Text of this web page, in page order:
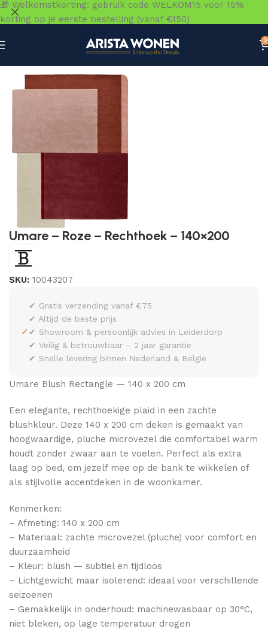
0
Umare – Roze – Rechthoek – 140×200
SKU: 10043207
✓
✔ Gratis verzending vanaf €75
✔ Altijd de beste prijs
✔ Showroom & persoonlijk advies in Leiderdorp
✔ Veilig & betrouwbaar – 2 jaar garantie
✔ Snelle levering binnen Nederland & België
Umare Blush Rectangle — 140 x 200 cm
Een elegante, rechthoekige plaid in een zachte
blushkleur. Deze 140 x 200 cm deken is gemaakt van
hoogwaardige, pluche microvezel die comfortabel warm
houdt zonder zwaar aan te voelen. Perfect als extra
laag op bed, om jezelf mee op de bank te wikkelen of
als stijlvolle accentdeken in de woonkamer.
Kenmerken:
– Afmeting: 140 x 200 cm
– Materiaal: zachte microvezel (pluche) voor comfort en
duurzaamheid
– Kleur: blush — subtiel en tijdloos
– Lichtgewicht maar isolerend: ideaal voor verschillende
seizoenen
– Gemakkelijk in onderhoud: machinewasbaar op 30°C,
niet bleken, op lage temperatuur drogen
🎁 Welkomstkorting: gebruik code WELKOM15 voor 15%
korting op je eerste bestelling (vanaf €150)